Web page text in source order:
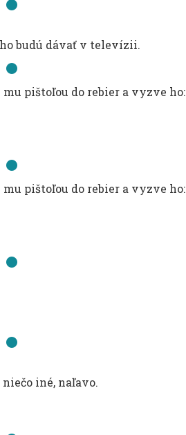
budú dávať v televízii.
pištoľou do rebier a vyzve ho:
pištoľou do rebier a vyzve ho:
iné, naľavo.